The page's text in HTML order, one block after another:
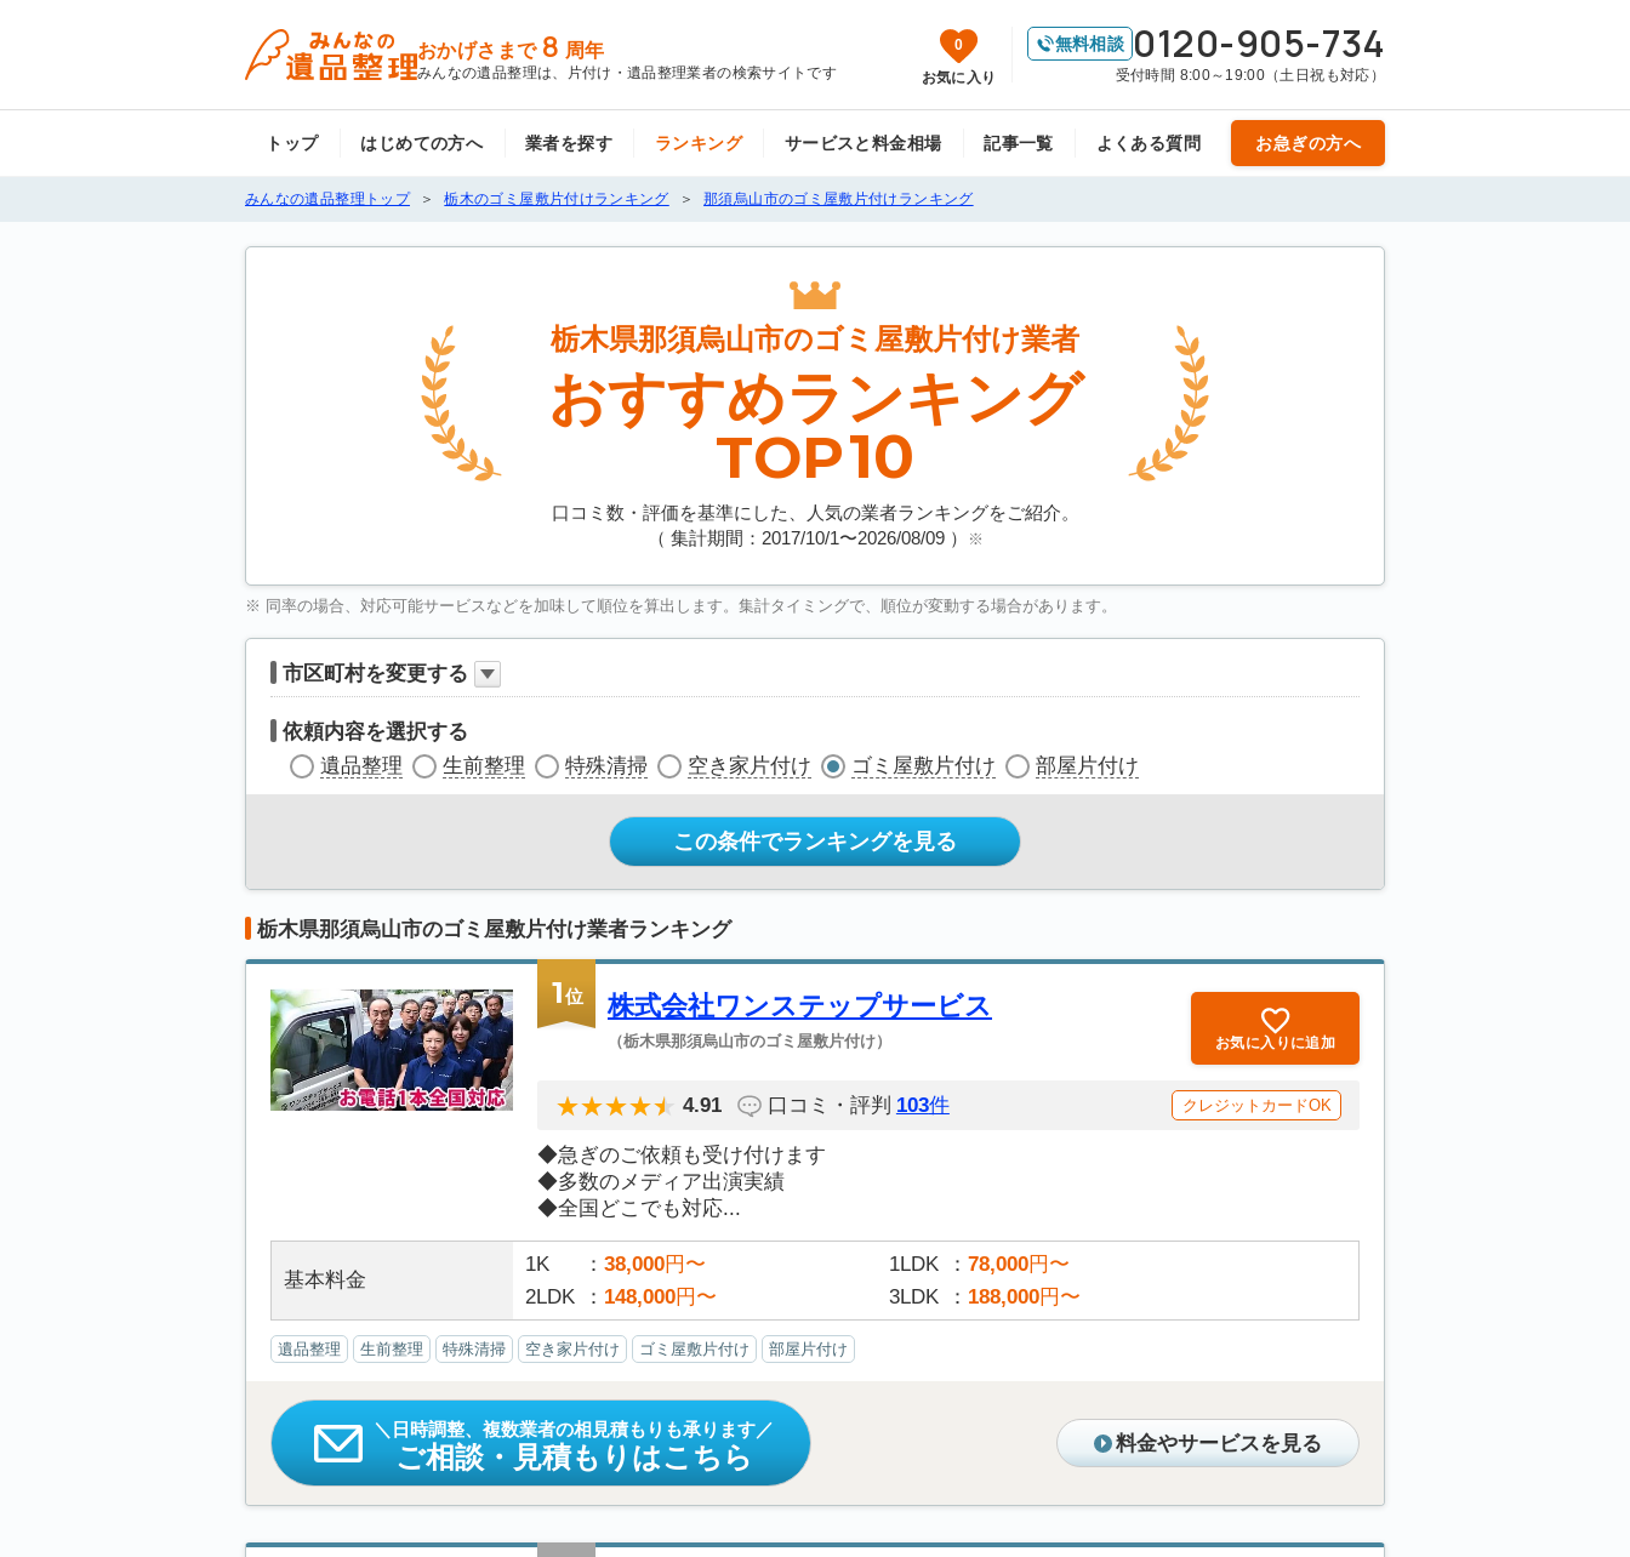
おかげさまで 8 周年
みんなの遺品整理は、片付け・遺品整理業者の検索サイトです
0
お気に入り
無料相談 0120-905-734
受付時間 8:00～19:00（土日祝も対応）
トップ はじめての方へ 業者を探す ランキング サービスと料金相場 記事一覧 よくある質問 お急ぎの方へ
みんなの遺品整理トップ 栃木のゴミ屋敷片付けランキング 那須烏山市のゴミ屋敷片付けランキング
栃木県那須烏山市のゴミ屋敷片付け業者
おすすめランキング
TOP10
口コミ数・評価を基準にした、人気の業者ランキングをご紹介。
（ 集計期間：2017/10/1〜2026/08/09） ※
※ 同率の場合、対応可能サービスなどを加味して順位を算出します。集計タイミングで、順位が変動する場合があります。
市区町村を変更する
依頼内容を選択する
遺品整理
生前整理 特殊清掃 空き家片付け ゴミ屋敷片付け 部屋片付け
この条件でランキングを見る
栃木県那須烏山市のゴミ屋敷片付け業者ランキング
1位 株式会社ワンステップサービス
（栃木県那須烏山市のゴミ屋敷片付け） お気に入りに追加
4.91 口コミ・評判 103件 クレジットカードOK
◆急ぎのご依頼も受け付けます
◆多数のメディア出演実績
◆全国どこでも対応...
基本料金
1K 38,000円〜 1LDK 78,000円〜
2LDK
148,000円〜 3LDK 188,000円〜
遺品整理 生前整理 特殊清掃 空き家片付け ゴミ屋敷片付け 部屋片付け
日時調整、複数業者の相見積もりも承ります
ご相談・見積もりはこちら 料金やサービスを見る